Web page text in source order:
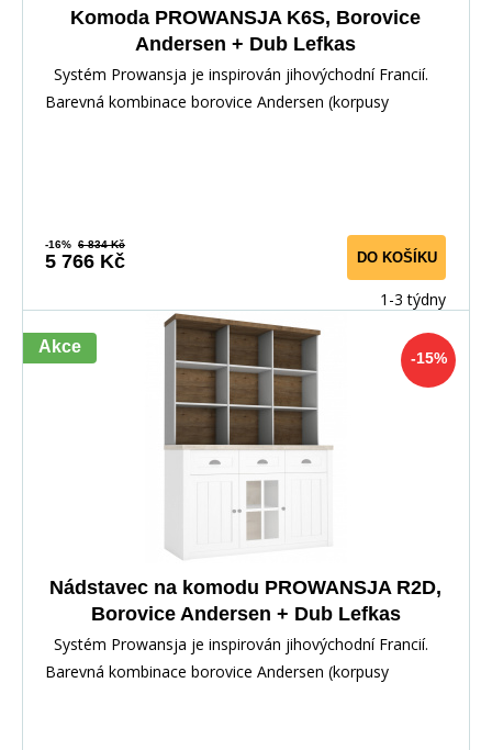
Komoda PROWANSJA K6S, Borovice
Andersen + Dub Lefkas
Systém Prowansja je inspirován jihovýchodní Francií.
Barevná kombinace borovice Andersen (korpusy
-16% 6 834 Kč
5 766 Kč DO KOŠÍKU
1-3 týdny
-15%
Akce
Nádstavec na komodu PROWANSJA R2D,
Borovice Andersen + Dub Lefkas
Systém Prowansja je inspirován jihovýchodní Francií.
Barevná kombinace borovice Andersen (korpusy